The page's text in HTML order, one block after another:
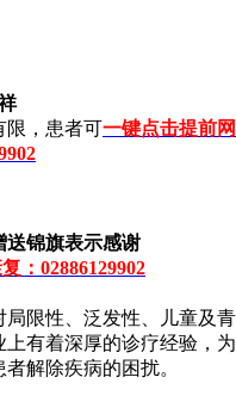
，患者可一键点击提前网
锦旗表示感谢
：02886129902
限性、泛发性、儿童及青
有着深厚的诊疗经验，为
解除疾病的困扰。